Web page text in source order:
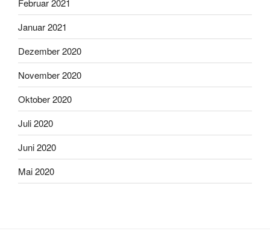
Januar 2021
Dezember 2020
November 2020
Oktober 2020
Juli 2020
Juni 2020
Mai 2020